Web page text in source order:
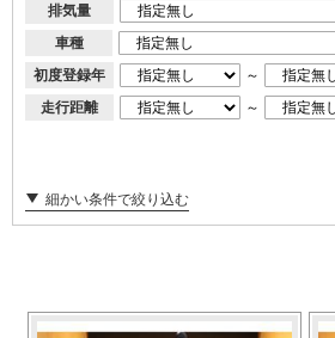
排気量
車種
初度登録年
～
走行距離
～
細かい条件で絞り込む